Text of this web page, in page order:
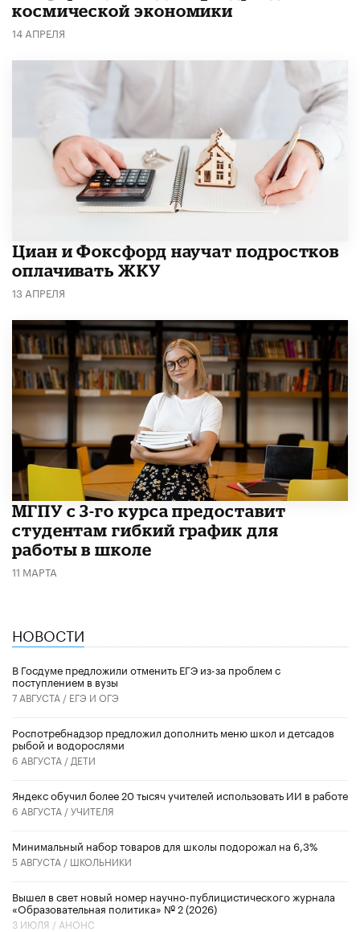
космической экономики
14 АПРЕЛЯ
Циан и Фоксфорд научат подростков
оплачивать ЖКУ
13 АПРЕЛЯ
МГПУ с 3-го курса предоставит
студентам гибкий график для
работы в школе
11 МАРТА
НОВОСТИ
В Госдуме предложили отменить ЕГЭ из-за проблем с
поступлением в вузы
7 АВГУСТА / ЕГЭ И ОГЭ
Роспотребнадзор предложил дополнить меню школ и детсадов
рыбой и водорослями
6 АВГУСТА / ДЕТИ
​Яндекс обучил более 20 тысяч учителей использовать ИИ в работе
6 АВГУСТА /УЧИТЕЛЯ
Минимальный набор товаров для школы подорожал на 6,3%
5 АВГУСТА / ШКОЛЬНИКИ
Вышел в свет новый номер научно-публицистического журнала
«Образовательная политика» № 2 (2026)
3 ИЮЛЯ / АНОНС